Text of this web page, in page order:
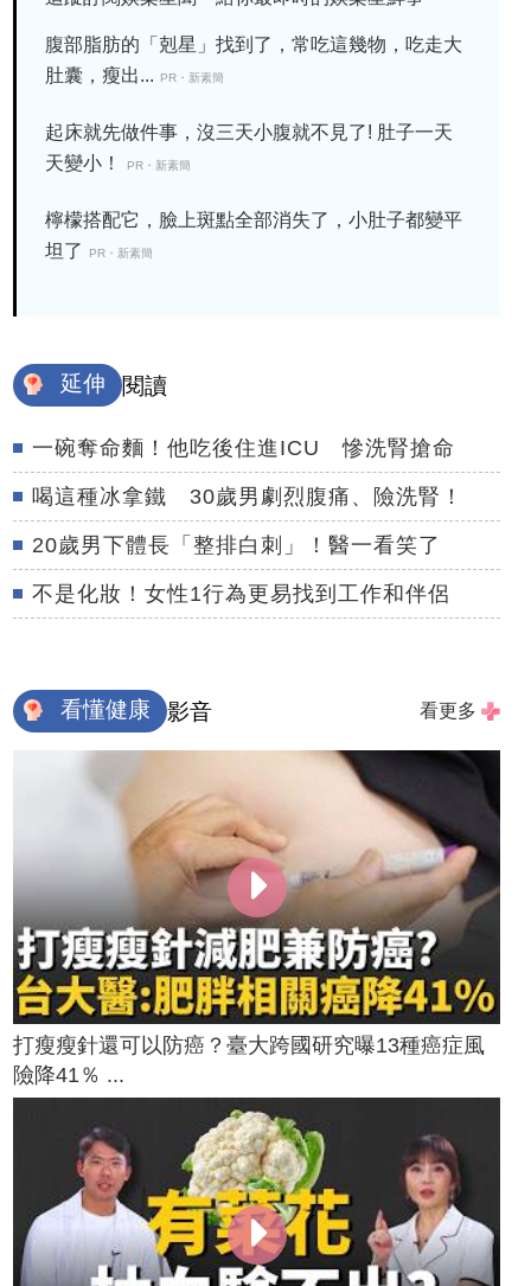
腹部脂肪的「剋星」找到了，常吃這幾物，吃走大
肚囊，瘦出...
PR・新素簡
起床就先做件事，沒三天小腹就不見了! 肚子一天
天變小！
PR・新素簡
檸檬搭配它，臉上斑點全部消失了，小肚子都變平
坦了
PR・新素簡
延伸 閱讀
一碗奪命麵！他吃後住進ICU 慘洗腎搶命
喝這種冰拿鐵 30歲男劇烈腹痛、險洗腎！
20歲男下體長「整排白刺」！醫一看笑了
不是化妝！女性1行為更易找到工作和伴侶
看懂健康 影音 看更多
打瘦瘦針還可以防癌？臺大跨國研究曝13種癌症風
險降41％ ...